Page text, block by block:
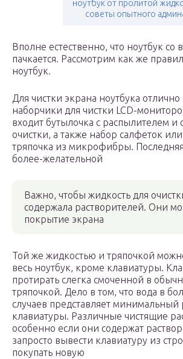
ноутбук от пролитой
советы опытного
Вполне естественно, что ноутбук со
пачкается. Рассмотрим как же
ноутбук.
Для чистки экрана ноутбука отлично
наборчики для чистки LCD-
входит бутылочка с распылителем и
очистки, а также набор салфеток
тряпочка из микрофибры. Последняя
более-желательной
Важно, чтобы жидкость для
содержала растворителей. Они
покрытие экрана
Той же жидкостью и тряпочкой
весь ноутбук, кроме клавиатуры.
протирать слегка смоченной в
тряпочкой. Дело в том, что вода в
случаев представляет минимальный
клавиатуры. Различные чистящие
особенно если они содержат
запросто вывести клавиатуру из
покупать новую